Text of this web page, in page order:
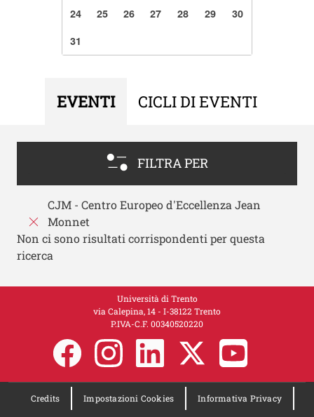
24
25 26 27 28 29
30
31
EVENTI CICLI DI EVENTI
FILTRA PER
CJM - Centro Europeo d'Eccellenza Jean
Monnet
Non ci sono risultati corrispondenti per questa
ricerca
Università di Trento
via Calepina, 14 - I-38122 Trento
P.IVA-C.F. 00​3​40520220
Credits Impostazioni Cookies Informativa Privacy